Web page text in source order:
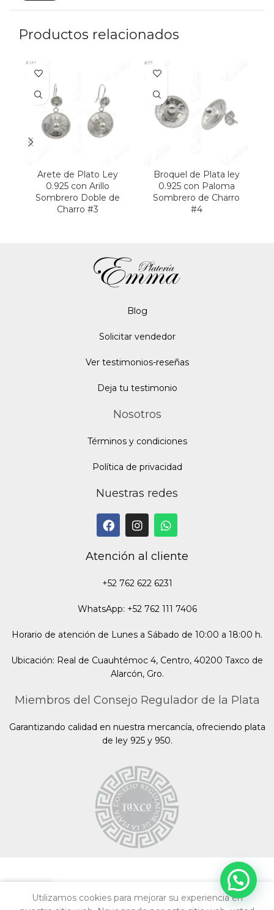
Productos relacionados
Arete de Plato Ley
0.925 con Arillo
Sombrero Doble de
Charro #3
Broquel de Plata ley
0.925 con Paloma
Sombrero de Charro
#4
Blog
Solicitar vendedor
Ver testimonios-reseñas
Deja tu testimonio
Nosotros
Términos y condiciones
Política de privacidad
Nuestras redes
Atención al cliente
+52 762 622 6231
WhatsApp: +52 762 111 7406
Horario de atención de Lunes a Sábado de 10:00 a 18:00 h.
Ubicación: Real de Cuauhtémoc 4, Centro, 40200 Taxco de
Alarcón, Gro.
Miembros del Consejo Regulador de la Plata
Garantizando calidad en nuestra mercancía, ofreciendo plata
de ley 925 y 950.
Utilizamos cookies para mejorar su experiencia en
My account